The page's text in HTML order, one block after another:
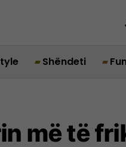
Shëndeti
më të